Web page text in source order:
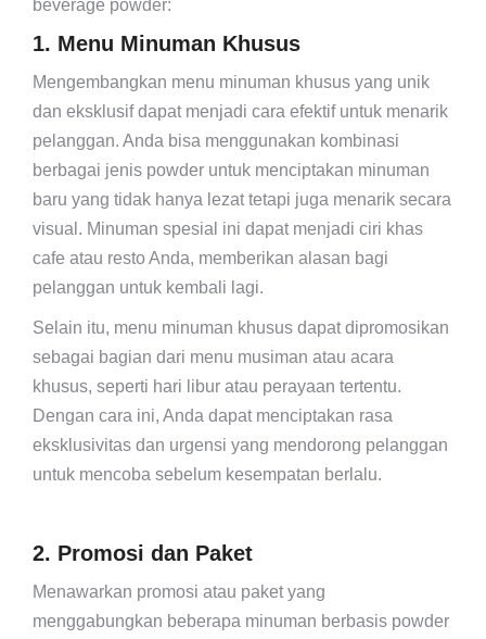
beverage powder:
1. Menu Minuman Khusus
Mengembangkan menu minuman khusus yang unik
dan eksklusif dapat menjadi cara efektif untuk menarik
pelanggan. Anda bisa menggunakan kombinasi
berbagai jenis powder untuk menciptakan minuman
baru yang tidak hanya lezat tetapi juga menarik secara
visual. Minuman spesial ini dapat menjadi ciri khas
cafe atau resto Anda, memberikan alasan bagi
pelanggan untuk kembali lagi.
Selain itu, menu minuman khusus dapat dipromosikan
sebagai bagian dari menu musiman atau acara
khusus, seperti hari libur atau perayaan tertentu.
Dengan cara ini, Anda dapat menciptakan rasa
eksklusivitas dan urgensi yang mendorong pelanggan
untuk mencoba sebelum kesempatan berlalu.
2. Promosi dan Paket
Menawarkan promosi atau paket yang
menggabungkan beberapa minuman berbasis powder